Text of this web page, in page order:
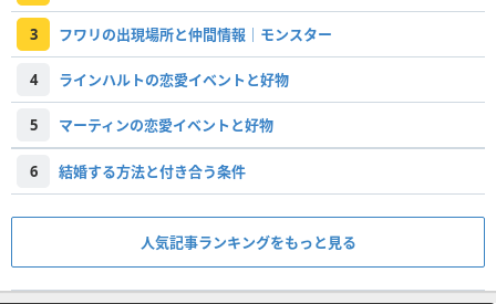
3 フワリの出現場所と仲間情報｜モンスター
4 ラインハルトの恋愛イベントと好物
5 マーティンの恋愛イベントと好物
6 結婚する方法と付き合う条件
人気記事ランキングをもっと見る